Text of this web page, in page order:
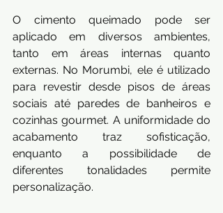
O cimento queimado pode ser
aplicado em diversos ambientes,
tanto em áreas internas quanto
externas. No Morumbi, ele é utilizado
para revestir desde pisos de áreas
sociais até paredes de banheiros e
cozinhas gourmet. A uniformidade do
acabamento traz sofisticação,
enquanto a possibilidade de
diferentes tonalidades permite
personalização.